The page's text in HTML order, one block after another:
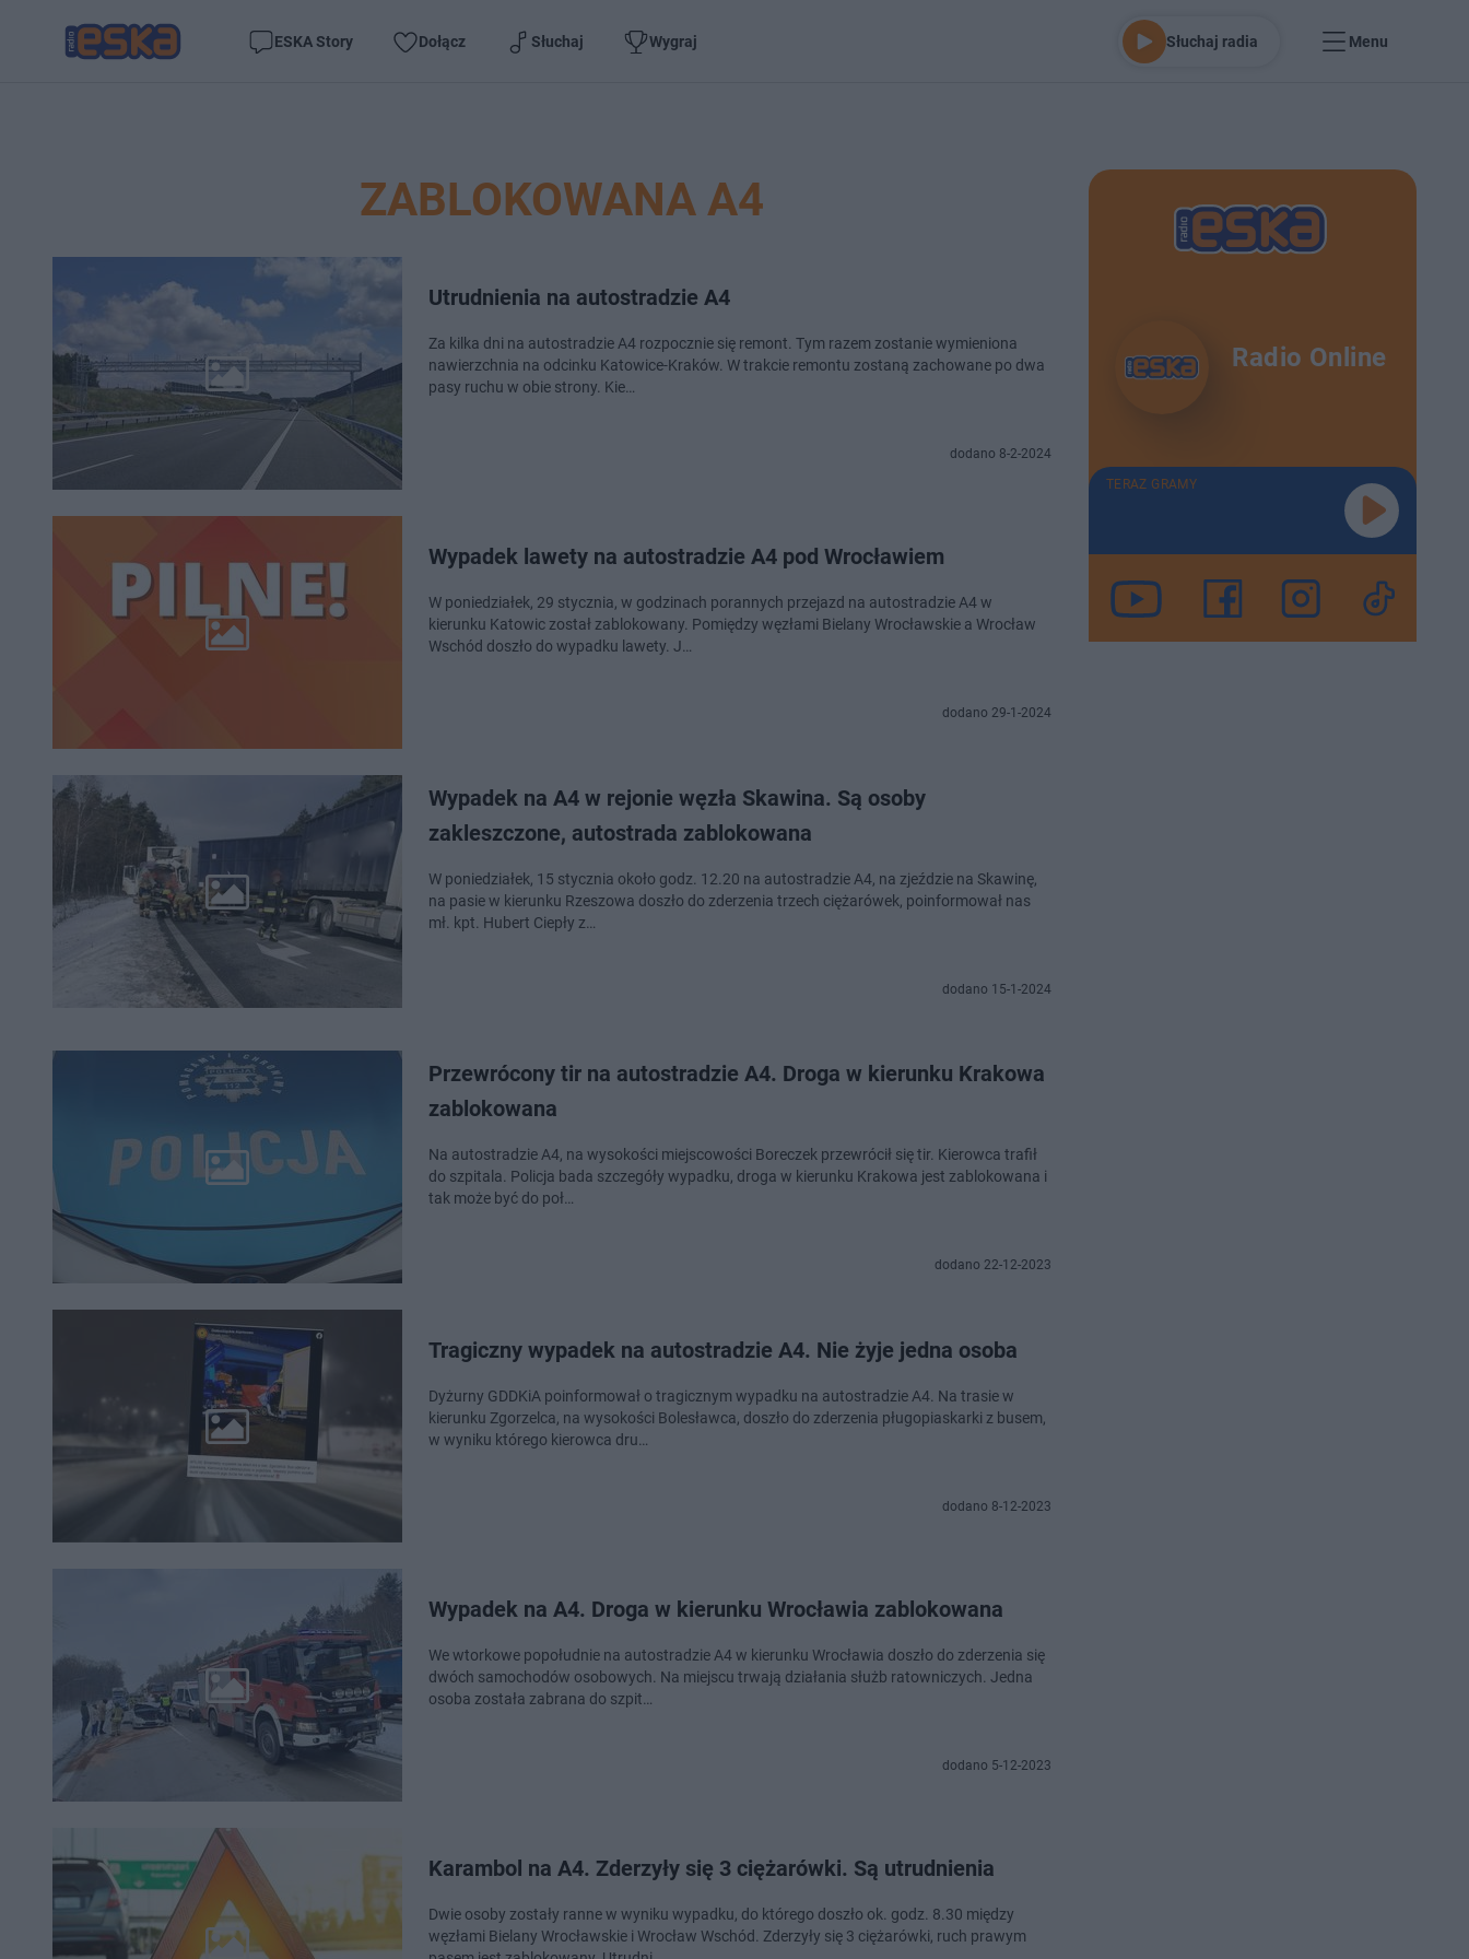
ESKA Story Dołącz Słuchaj Wygraj Słuchaj radia Menu
ZABLOKOWANA A4
Utrudnienia na autostradzie A4
Za kilka dni na autostradzie A4 rozpocznie się remont. Tym razem zostanie wymieniona
nawierzchnia na odcinku Katowice-Kraków. W trakcie remontu zostaną zachowane po dwa
pasy ruchu w obie strony. Kie…
dodano 8-2-2024
Wypadek lawety na autostradzie A4 pod Wrocławiem
W poniedziałek, 29 stycznia, w godzinach porannych przejazd na autostradzie A4 w
kierunku Katowic został zablokowany. Pomiędzy węzłami Bielany Wrocławskie a Wrocław
Wschód doszło do wypadku lawety. J…
dodano 29-1-2024
Wypadek na A4 w rejonie węzła Skawina. Są osoby
zakleszczone, autostrada zablokowana
W poniedziałek, 15 stycznia około godz. 12.20 na autostradzie A4, na zjeździe na Skawinę,
na pasie w kierunku Rzeszowa doszło do zderzenia trzech ciężarówek, poinformował nas
mł. kpt. Hubert Ciepły z…
dodano 15-1-2024
Przewrócony tir na autostradzie A4. Droga w kierunku Krakowa
zablokowana
Na autostradzie A4, na wysokości miejscowości Boreczek przewrócił się tir. Kierowca trafił
do szpitala. Policja bada szczegóły wypadku, droga w kierunku Krakowa jest zablokowana i
tak może być do poł…
dodano 22-12-2023
Tragiczny wypadek na autostradzie A4. Nie żyje jedna osoba
Dyżurny GDDKiA poinformował o tragicznym wypadku na autostradzie A4. Na trasie w
kierunku Zgorzelca, na wysokości Bolesławca, doszło do zderzenia pługopiaskarki z busem,
w wyniku którego kierowca dru…
dodano 8-12-2023
Wypadek na A4. Droga w kierunku Wrocławia zablokowana
We wtorkowe popołudnie na autostradzie A4 w kierunku Wrocławia doszło do zderzenia się
dwóch samochodów osobowych. Na miejscu trwają działania służb ratowniczych. Jedna
osoba została zabrana do szpit…
dodano 5-12-2023
Karambol na A4. Zderzyły się 3 ciężarówki. Są utrudnienia
Dwie osoby zostały ranne w wyniku wypadku, do którego doszło ok. godz. 8.30 między
węzłami Bielany Wrocławskie i Wrocław Wschód. Zderzyły się 3 ciężarówki, ruch prawym
Radio Online
TERAZ GRAMY